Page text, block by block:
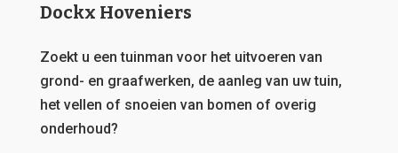
Dockx Hoveniers
Zoekt u een tuinman voor het uitvoeren van
grond- en graafwerken, de aanleg van uw tuin,
het vellen of snoeien van bomen of overig
onderhoud?